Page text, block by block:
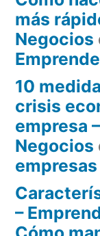
más
Negocios
10
crisis
empresa
Negocios
–